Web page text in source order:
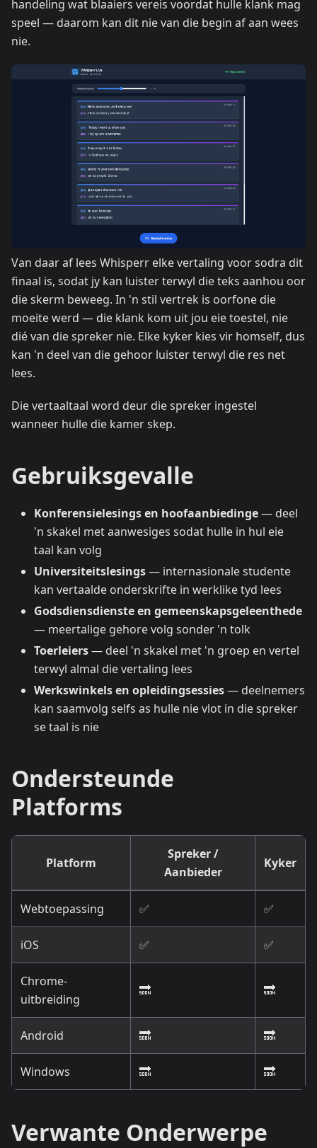
handeling wat blaaiers vereis voordat hulle klank mag
speel — daarom kan dit nie van die begin af aan wees
nie.
Van daar af lees Whisperr elke vertaling voor sodra dit
finaal is, sodat jy kan luister terwyl die teks aanhou oor
die skerm beweeg. In 'n stil vertrek is oorfone die
moeite werd — die klank kom uit jou eie toestel, nie
dié van die spreker nie. Elke kyker kies vir homself, dus
kan 'n deel van die gehoor luister terwyl die res net
lees.
Die vertaaltaal word deur die spreker ingestel
wanneer hulle die kamer skep.
Gebruiksgevalle
Konferensielesings en hoofaanbiedinge— deel
'n skakel met aanwesiges sodat hulle in hul eie
taal kan volg
Universiteitslesings— internasionale studente
kan vertaalde onderskrifte in werklike tyd lees
Godsdiensdienste en gemeenskapsgeleenthede
— meertalige gehore volg sonder 'n tolk
Toerleiers— deel 'n skakel met 'n groep en vertel
terwyl almal die vertaling lees
Werkswinkels en opleidingsessies— deelnemers
kan saamvolg selfs as hulle nie vlot in die spreker
se taal is nie
Ondersteunde
Platforms
Platform
Spreker /
Aanbieder
Kyker
Webtoepassing ✅ ✅
iOS ✅ ✅
Chrome-
uitbreiding
🔜 🔜
Android 🔜 🔜
Windows 🔜 🔜
Verwante Onderwerpe